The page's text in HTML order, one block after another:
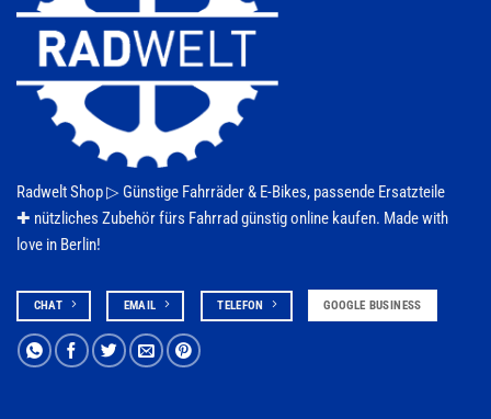
Radwelt Shop ▷ Günstige Fahrräder & E-Bikes, passende Ersatzteile
✚ nützliches Zubehör fürs Fahrrad günstig online kaufen. Made with
love in Berlin!
CHAT EMAIL TELEFON GOOGLE BUSINESS